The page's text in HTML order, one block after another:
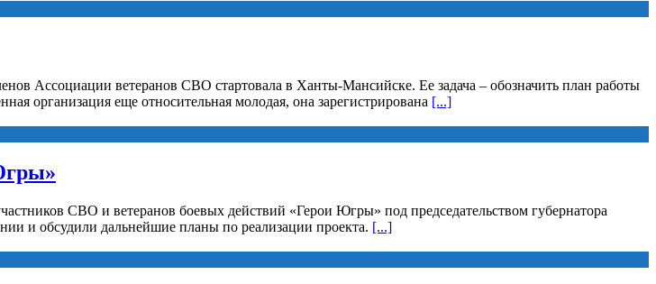
Ассоциации ветеранов СВО стартовала в Ханты-Мансийске. Ее задача – обозначить план работы
организация еще относительная молодая, она зарегистрирована [...]
СВО и ветеранов боевых действий «Герои Югры» под председательством губернатора
и обсудили дальнейшие планы по реализации проекта. [...]